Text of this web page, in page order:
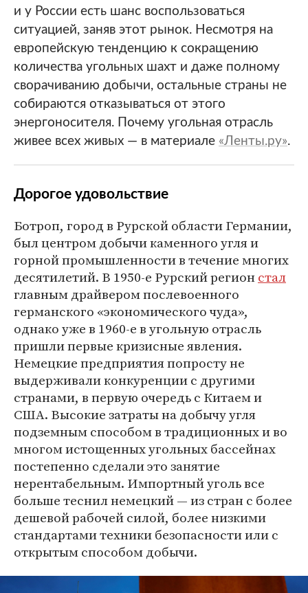
и у России есть шанс воспользоваться
ситуацией, заняв этот рынок. Несмотря на
европейскую тенденцию к сокращению
количества угольных шахт и даже полному
сворачиванию добычи, остальные страны не
собираются отказываться от этого
энергоносителя. Почему угольная отрасль
живее всех живых — в материале «Ленты.ру».
Дорогое удовольствие
Ботроп, город в Рурской области Германии,
был центром добычи каменного угля и
горной промышленности в течение многих
десятилетий. В 1950-е Рурский регионстал
главным драйвером послевоенного
германского «экономического чуда»,
однако уже в 1960-е в угольную отрасль
пришли первые кризисные явления.
Немецкие предприятия попросту не
выдерживали конкуренции с другими
странами, в первую очередь с Китаем и
США. Высокие затраты на добычу угля
подземным способом в традиционных и во
многом истощенных угольных бассейнах
постепенно сделали это занятие
нерентабельным. Импортный уголь все
больше теснил немецкий — из стран с более
дешевой рабочей силой, более низкими
стандартами техники безопасности или с
открытым способом добычи.